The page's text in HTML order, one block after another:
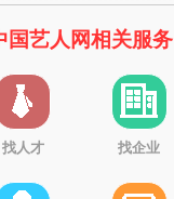
国艺人网相关服务
找人才 找企业